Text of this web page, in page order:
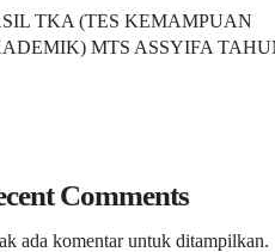
TKA (TES KEMAMPUAN
MTS ASSYIFA
Comments
ada komentar untuk ditampilkan.